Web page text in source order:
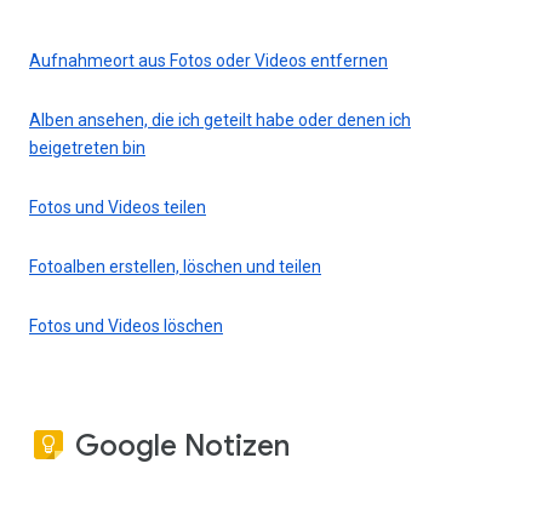
Aufnahmeort aus Fotos oder Videos entfernen
Alben ansehen, die ich geteilt habe oder denen ich
beigetreten bin
Fotos und Videos teilen
Fotoalben erstellen, löschen und teilen
Fotos und Videos löschen
Google Notizen